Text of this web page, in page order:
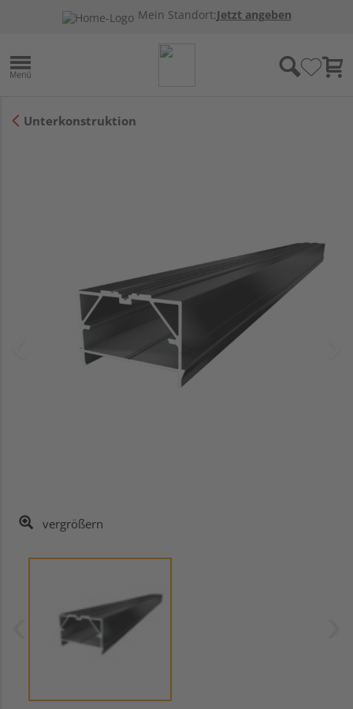
Mein Standort:Jetzt angeben
Unterkonstruktion
vergrößern